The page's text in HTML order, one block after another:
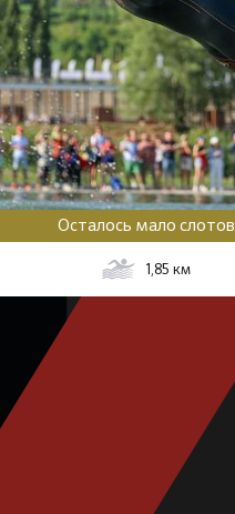
Осталось мало слотов
1,85км